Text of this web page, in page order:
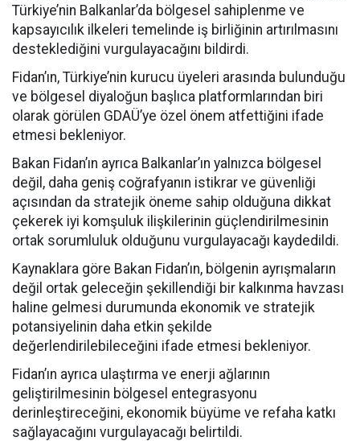
Türkiye’nin Balkanlar’da bölgesel sahiplenme ve
kapsayıcılık ilkeleri temelinde iş birliğinin artırılmasını
desteklediğini vurgulayacağını bildirdi.
Fidan’ın, Türkiye’nin kurucu üyeleri arasında bulunduğu
ve bölgesel diyaloğun başlıca platformlarından biri
olarak görülen GDAÜ’ye özel önem atfettiğini ifade
etmesi bekleniyor.
Bakan Fidan’ın ayrıca Balkanlar’ın yalnızca bölgesel
değil, daha geniş coğrafyanın istikrar ve güvenliği
açısından da stratejik öneme sahip olduğuna dikkat
çekerek iyi komşuluk ilişkilerinin güçlendirilmesinin
ortak sorumluluk olduğunu vurgulayacağı kaydedildi.
Kaynaklara göre Bakan Fidan’ın, bölgenin ayrışmaların
değil ortak geleceğin şekillendiği bir kalkınma havzası
haline gelmesi durumunda ekonomik ve stratejik
potansiyelinin daha etkin şekilde
değerlendirilebileceğini ifade etmesi bekleniyor.
Fidan’ın ayrıca ulaştırma ve enerji ağlarının
geliştirilmesinin bölgesel entegrasyonu
derinleştireceğini, ekonomik büyüme ve refaha katkı
sağlayacağını vurgulayacağı belirtildi.